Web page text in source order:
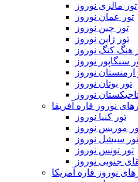
تور مالزی نوروز
تور عمان نوروز
تور چین نوروز
تور ژاپن نوروز
هنگ کنگ نوروز
سنگاپور نوروز
ارمنستان نوروز
تور بوتان نوروز
نوروز
نوروز قاره آفریقا
تور کنیا نوروز
موریس نوروز
تور سیشل نوروز
تور تونس نوروز
جنوبی نوروز
نوروز قاره آمریکا